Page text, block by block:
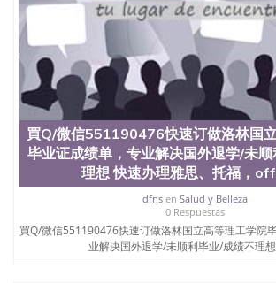
原版实物，以求达到客户的需求。 我们
们在保证合理定价的同时，坚持较高性
质和效率不断优化，为您倾情诠释什么
咨询顾问：Sam q/微信:551190476 Q/微
信:551190476办理毕业证成绩单、教育部
知书，雅思，留学回国证明.
公司专业制作、办理、仿制、成绩单文
教育部学历学位认证、毕业证、成绩单
文凭、假文凭假毕业证假学历书制作、
理、仿制学位证书、毕业证文凭、文凭
证认证、留服认证、使馆认证、使馆证
回国人员证明、留学生认证、学历认证
位认证、留学生学历认证、留学生学位
凭学历、美国文凭学历、澳洲文凭学历
買Q/微信551190476快速订做洛林国
毕业证成绩单，专业解决国外退学/未
理想 快速办理雅思、托福，
dfnsen Salud y Belleza
0 Respuestas
買Q/微信551190476快速订做洛林国立高等理工学院
业解决国外退学/未顺利毕业/成绩不理